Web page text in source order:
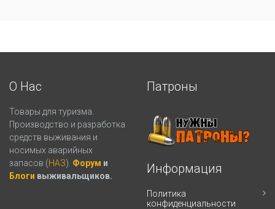
О Нас
Товары для туризма.
Производство и разработка
средств выживания и
носимых аварийных
запасов (НАЗ). Форум и
Блоги выживальщиков.
Патроны
Информация
Политика
конфиденциальности